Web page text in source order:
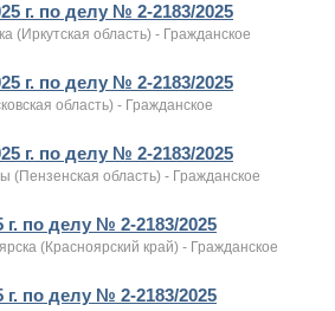
г. по делу № 2-2183/2025
(Иркутская область) - Гражданское
г. по делу № 2-2183/2025
область) - Гражданское
г. по делу № 2-2183/2025
(Пензенская область) - Гражданское
г. по делу № 2-2183/2025
(Красноярский край) - Гражданское
г. по делу № 2-2183/2025